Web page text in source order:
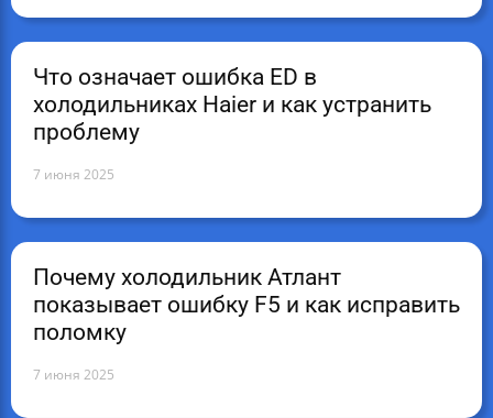
Что означает ошибка ED в
холодильниках Haier и как устранить
проблему
7 июня 2025
Почему холодильник Атлант
показывает ошибку F5 и как исправить
поломку
7 июня 2025